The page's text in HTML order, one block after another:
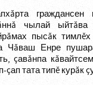
граждансен
чылай
пысăк
Чăваш Енре
çавăнпа
çап тата типĕ курăк